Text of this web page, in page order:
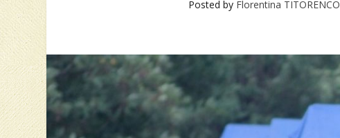
Posted by Florentina TITORENCO